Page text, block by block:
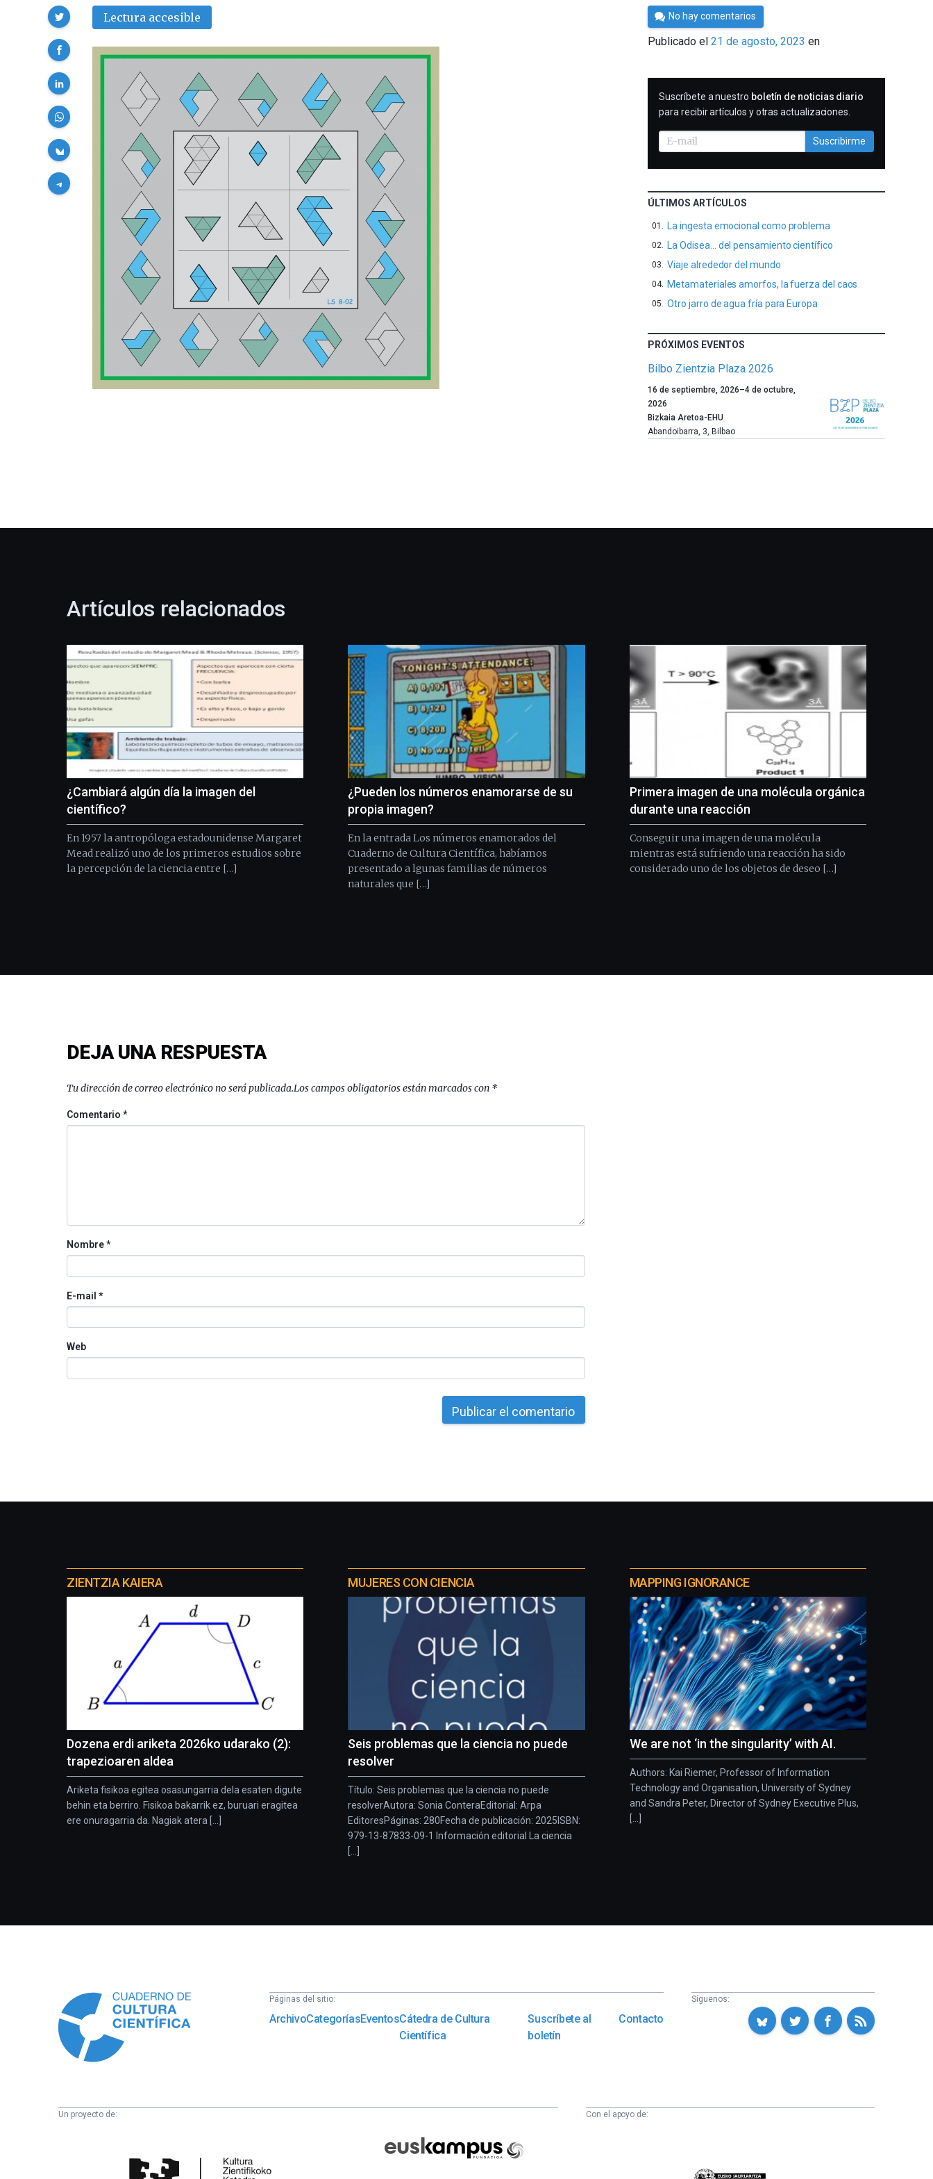
Lectura accesible
Compartir
Por
César
Tomé
No hay comentarios
Publicado el21 de agosto, 2023 en
SUSCRIBIRME
Suscríbete a nuestro boletín de noticias diario
para recibir artículos y otras actualizaciones.
Suscribirme
ÚLTIMOS ARTÍCULOS
La ingesta emocional como problema
La Odisea… del pensamiento científico
Viaje alrededor del mundo
Metamateriales amorfos, la fuerza del caos
Otro jarro de agua fría para Europa
PRÓXIMOS EVENTOS
Bilbo Zientzia Plaza 2026
Un
año
más,
Bilbao
la
festival
que
monólogos,
exposiciones,
conferencias,
y
espectáculos
de
16 de septiembre, 2026–4 de octubre,
2026
Bizkaia Aretoa-EHU
Abandoibarra, 3, Bilbao
Artículos relacionados
¿Cambiará algún día la imagen del
científico?
En 1957 la antropóloga estadounidense Margaret
Mead realizó uno de los primeros estudios sobre
la percepción de la ciencia entre […]
¿Pueden los números enamorarse de su
propia imagen?
En la entrada Los números enamorados del
Cuaderno de Cultura Científica, habíamos
presentado a lgunas familias de números
naturales que […]
Primera imagen de una molécula orgánica
durante una reacción
Conseguir una imagen de una molécula
mientras está sufriendo una reacción ha sido
considerado uno de los objetos de deseo […]
DEJA UNA RESPUESTA
Tu dirección de correo electrónico no será publicada.Los campos obligatorios están marcados con *
Comentario*
Nombre*
E-mail *
Web
proyectos
ZIENTZIA KAIERA
Dozena erdi ariketa 2026ko udarako (2):
trapezioaren aldea
Ariketa fisikoa egitea osasungarria dela esaten digute
behin eta berriro. Fisikoa bakarrik ez, buruari eragitea
ere onuragarria da. Nagiak atera [...]
MUJERES CON CIENCIA
Seis problemas que la ciencia no puede
resolver
Título: Seis problemas que la ciencia no puede
resolverAutora: Sonia ConteraEditorial: Arpa
EditoresPáginas: 280Fecha de publicación: 2025ISBN:
979-13-87833-09-1 Información editorial La ciencia
[...]
MAPPING IGNORANCE
We are not ‘in the singularity’ with AI.
Authors: Kai Riemer, Professor of Information
Technology and Organisation, University of Sydney
and Sandra Peter, Director of Sydney Executive Plus,
[...]
Páginas del sitio:
ArchivoCategoríasEventosCátedra de Cultura
Científica
Suscríbete al
boletín
Contacto
Síguenos:
Un proyecto de:
Fundazioa
Con el apoyo de:
Eusko